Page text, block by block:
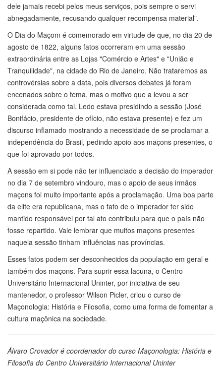
dele jamais recebi pelos meus serviços, pois sempre o servi
abnegadamente, recusando qualquer recompensa material".
O Dia do Maçom é comemorado em virtude de que, no dia 20 de
agosto de 1822, alguns fatos ocorreram em uma sessão
extraordinária entre as Lojas "Comércio e Artes" e "União e
Tranquilidade", na cidade do Rio de Janeiro. Não trataremos as
controvérsias sobre a data, pois diversos debates já foram
encenados sobre o tema, mas o motivo que a levou a ser
considerada como tal. Ledo estava presidindo a sessão (José
Bonifácio, presidente de ofício, não estava presente) e fez um
discurso inflamado mostrando a necessidade de se proclamar a
independência do Brasil, pedindo apoio aos maçons presentes, o
que foi aprovado por todos.
A sessão em si pode não ter influenciado a decisão do imperador
no dia 7 de setembro vindouro, mas o apoio de seus irmãos
maçons foi muito importante após a proclamação. Uma boa parte
da elite era republicana, mas o fato de o imperador ter sido
mantido responsável por tal ato contribuiu para que o país não
fosse repartido. Vale lembrar que muitos maçons presentes
naquela sessão tinham influências nas províncias.
Esses fatos podem ser desconhecidos da população em geral e
também dos maçons. Para suprir essa lacuna, o Centro
Universitário Internacional Uninter, por iniciativa de seu
mantenedor, o professor Wilson Picler, criou o curso de
Maçonologia: História e Filosofia, como uma forma de fomentar a
cultura maçônica na sociedade.
Álvaro Crovador é coordenador do curso Maçonologia: História e
Filosofia do Centro Universitário Internacional Uninter